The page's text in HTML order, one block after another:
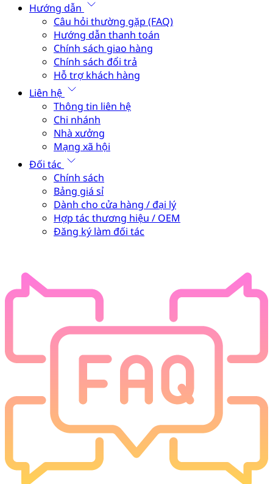
Hướng dẫn
Câu hỏi thường gặp (FAQ)
Hướng dẫn thanh toán
Chính sách giao hàng
Chính sách đổi trả
Hỗ trợ khách hàng
Liên hệ
Thông tin liên hệ
Chi nhánh
Nhà xưởng
Mạng xã hội
Đối tác
Chính sách
Bảng giá sỉ
Dành cho cửa hàng / đại lý
Hợp tác thương hiệu / OEM
Đăng ký làm đối tác